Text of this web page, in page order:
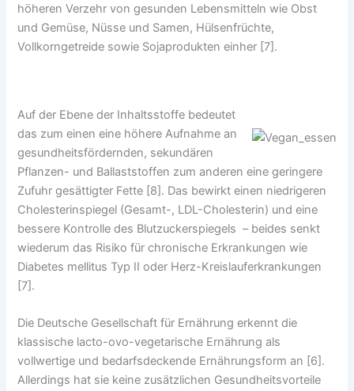
höheren Verzehr von gesunden Lebensmitteln wie Obst
und Gemüse, Nüsse und Samen, Hülsenfrüchte,
Vollkorngetreide sowie Sojaprodukten einher [7].
Auf der Ebene der Inhaltsstoffe bedeutet
das zum einen eine höhere Aufnahme an
gesundheitsfördernden, sekundären
Pflanzen- und Ballaststoffen zum anderen eine geringere
Zufuhr gesättigter Fette [8]. Das bewirkt einen niedrigeren
Cholesterinspiegel (Gesamt-, LDL-Cholesterin) und eine
bessere Kontrolle des Blutzuckerspiegels – beides senkt
wiederum das Risiko für chronische Erkrankungen wie
Diabetes mellitus Typ II oder Herz-Kreislauferkrankungen
[7].
Die Deutsche Gesellschaft für Ernährung erkennt die
klassische lacto-ovo-vegetarische Ernährung als
vollwertige und bedarfsdeckende Ernährungsform an [6].
Allerdings hat sie keine zusätzlichen Gesundheitsvorteile